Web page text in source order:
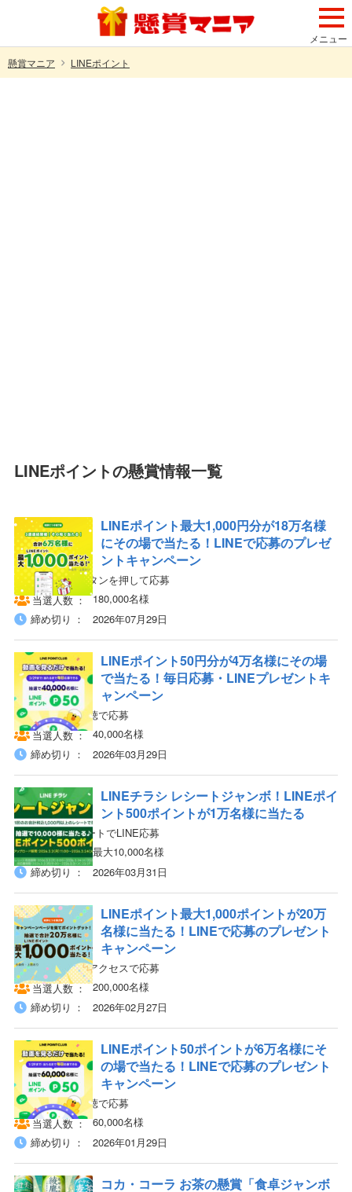
メニュー
懸賞マニア
LINEポイント
LINEポイントの懸賞情報一覧
LINEポイント最大1,000円分が18万名様
にその場で当たる！LINEで応募のプレゼ
ントキャンペーン
LINEから応募ボタンを押して応募
当選人数
180,000名様
締め切り
2026年07月29日
LINEポイント50円分が4万名様にその場
で当たる！毎日応募・LINEプレゼントキ
ャンペーン
LINEから動画視聴で応募
当選人数
40,000名様
締め切り
2026年03月29日
LINEチラシ レシートジャンボ！LINEポイ
ント500ポイントが1万名様に当たる
対象店舗のレシートでLINE応募
当選人数
最大10,000名様
締め切り
2026年03月31日
LINEポイント最大1,000ポイントが20万
名様に当たる！LINEで応募のプレゼント
キャンペーン
LINEからページアクセスで応募
当選人数
200,000名様
締め切り
2026年02月27日
LINEポイント50ポイントが6万名様にそ
の場で当たる！LINEで応募のプレゼント
キャンペーン
LINEから動画視聴で応募
当選人数
60,000名様
締め切り
2026年01月29日
コカ・コーラ お茶の懸賞「食卓ジャンボ